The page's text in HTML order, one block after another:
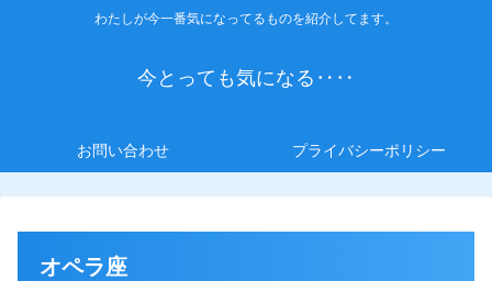
わたしが今一番気になってるものを紹介してます。
今とっても気になる‥‥
お問い合わせ プライバシーポリシー
オペラ座